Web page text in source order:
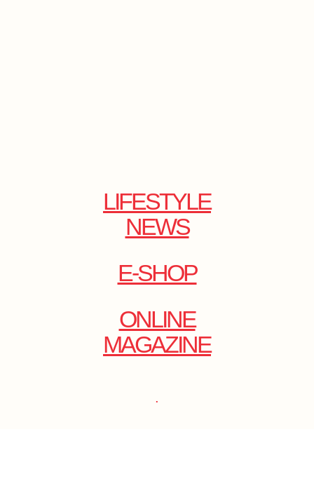
LIFESTYLE
NEWS
E-SHOP
ONLINE
MAGAZINE
.